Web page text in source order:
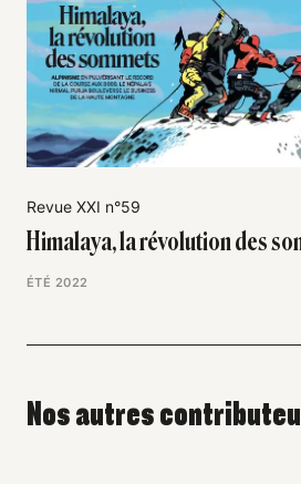
Revue XXI n°59
Himalaya, la révolution des
ÉTÉ 2022
Nos autres